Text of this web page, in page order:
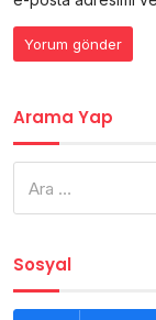
Arama Yap
Sosyal